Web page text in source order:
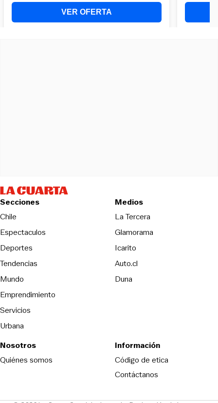
Secciones
Chile
Espectaculos
Deportes
Tendencias
Mundo
Emprendimiento
Servicios
Urbana
Medios
La TerceraOpens in new
Glamorama
Icarito
Auto.cl
DunaOpens in new window
Nosotros
Quiénes somos
Información
Código de eticaOpens in new
Contáctanos